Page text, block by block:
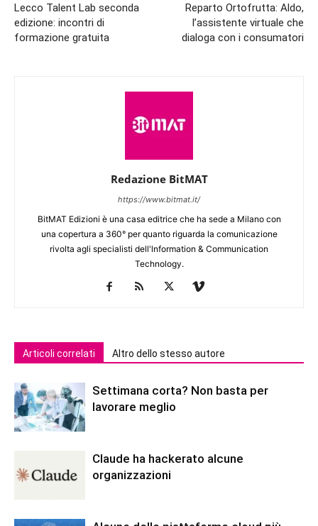
Lecco Talent Lab seconda
edizione: incontri di
formazione gratuita
Reparto Ortofrutta: Aldo,
l’assistente virtuale che
dialoga con i consumatori
Redazione BitMAT
https://www.bitmat.it/
BitMAT Edizioni è una casa editrice che ha sede a Milano con
una copertura a 360° per quanto riguarda la comunicazione
rivolta agli specialisti dell'lnformation & Communication
Technology.
Articoli correlati Altro dello stesso autore
Settimana corta? Non basta per
lavorare meglio
Claude ha hackerato alcune
organizzazioni